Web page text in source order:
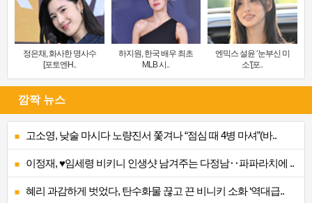
정은채, 화사한 명사수
[포토엔H..
하지원, 한국 배우 최초
MLB 시..
엔믹스 설윤 ‘눈부신 미
소’[포..
깜짝 뉴스
고소영, 낮술 마시다 노량진서 쫓겨나 “점심 때 4병 마셔”(바..
이정재, ♥임세령 비키니 인생샷 남겨주는 다정남‥파파라치에 ..
혜리 과감하게 벗었다, 탄수화물 끊고 끈 비니키 소화 ‘역대급..